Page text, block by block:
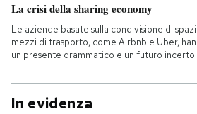
La crisi della sharing economy
Le aziende basate sulla condivisione di
mezzi di trasporto, come Airbnb e Uber,
un presente drammatico e un futuro incerto
In evidenza